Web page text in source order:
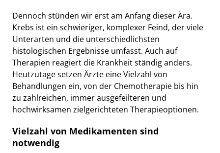
Dennoch stünden wir erst am Anfang dieser Ära.
Krebs ist ein schwieriger, komplexer Feind, der viele
Unterarten und die unterschiedlichsten
histologischen Ergebnisse umfasst. Auch auf
Therapien reagiert die Krankheit ständig anders.
Heutzutage setzen Ärzte eine Vielzahl von
Behandlungen ein, von der Chemotherapie bis hin
zu zahlreichen, immer ausgefeilteren und
hochwirksamen zielgerichteten Therapieoptionen.
Vielzahl von Medikamenten sind
notwendig